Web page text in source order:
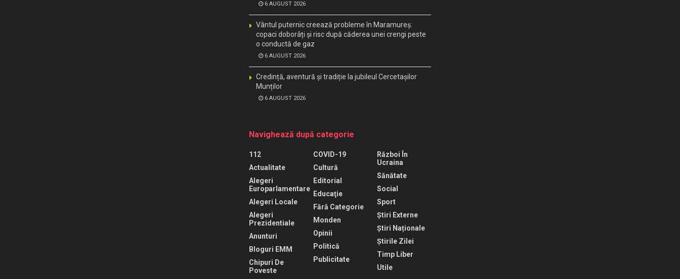
6 AUGUST 2026
Vântul puternic creează probleme în Maramureș:
copaci doborâți și risc după căderea unei crengi peste
o conductă de gaz
6 AUGUST 2026
Credință, aventură și tradiție la jubileul Cercetașilor
Munților
6 AUGUST 2026
Navighează după categorie
112
Actualitate
Alegeri
Europarlamentare
Alegeri Locale
Alegeri
Prezidentiale
Anunturi
Bloguri EMM
Chipuri De
Poveste
COVID-19
Cultură
Editorial
Educaţie
Fără Categorie
Monden
Opinii
Politică
Publicitate
Război În
Ucraina
Sănătate
Social
Sport
Știri Externe
Știri Naționale
Știrile Zilei
Timp Liber
Utile